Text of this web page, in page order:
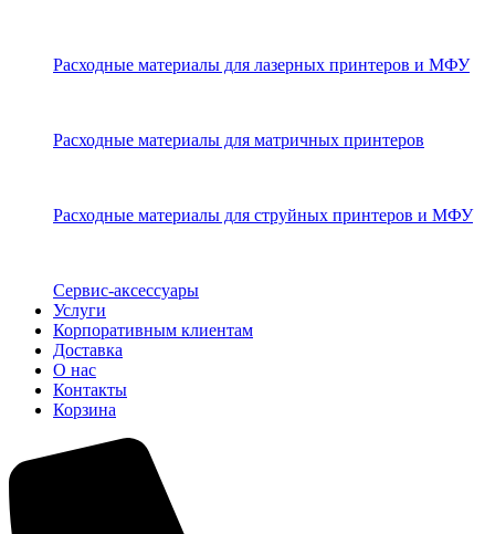
Расходные материалы для лазерных принтеров и МФУ
Расходные материалы для матричных принтеров
Расходные материалы для струйных принтеров и МФУ
Сервис-аксессуары
Услуги
Корпоративным клиентам
Доставка
О нас
Контакты
Корзина